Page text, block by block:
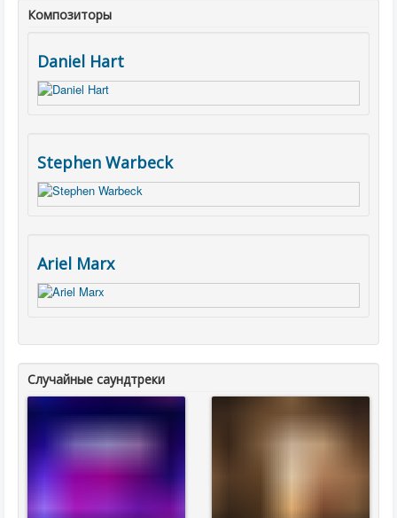
Композиторы
Daniel Hart
Stephen Warbeck
Ariel Marx
Случайные саундтреки